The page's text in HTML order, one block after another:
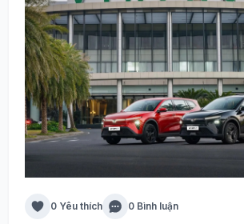
0 Yêu thích 0 Bình luận